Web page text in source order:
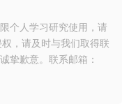
个人学习研究使用，请
，请及时与我们取得联
挚歉意。联系邮箱：